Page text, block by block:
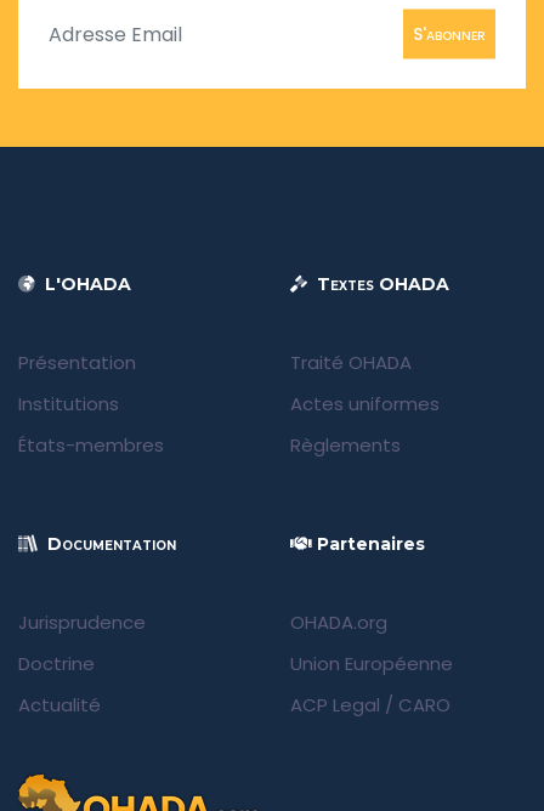
S'abonner
L'OHADA
Présentation
Institutions
États-membres
Textes OHADA
Traité OHADA
Actes uniformes
Règlements
Documentation
Jurisprudence
Doctrine
Actualité
Partenaires
OHADA.org
Union Européenne
ACP Legal / CARO